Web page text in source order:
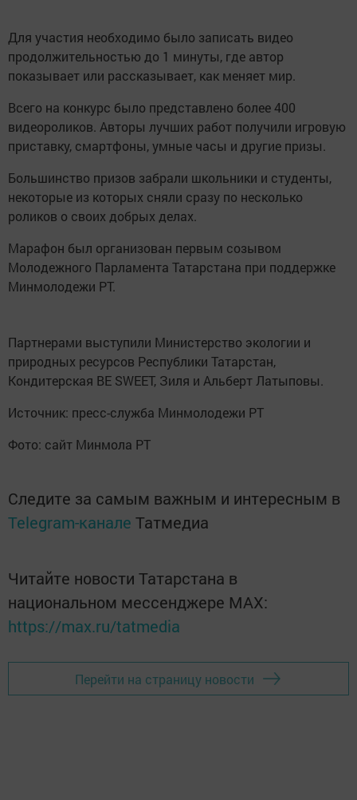
Для участия необходимо было записать видео
продолжительностью до 1 минуты, где автор
показывает или рассказывает, как меняет мир.
Всего на конкурс было представлено более 400
видеороликов. Авторы лучших работ получили игровую
приставку, смартфоны, умные часы и другие призы.
Большинство призов забрали школьники и студенты,
некоторые из которых сняли сразу по несколько
роликов о своих добрых делах.
Марафон был организован первым созывом
Молодежного Парламента Татарстана при поддержке
Минмолодежи РТ.
Партнерами выступили Министерство экологии и
природных ресурсов Республики Татарстан,
Кондитерская BE SWEET, Зиля и Альберт Латыповы.
Источник: пресс-служба Минмолодежи РТ
Фото: сайт Минмола РТ
Следите за самым важным и интересным в
Telegram-канале Татмедиа
Читайте новости Татарстана в
национальном мессенджере MАХ:
https://max.ru/tatmedia
Перейти на страницу новости